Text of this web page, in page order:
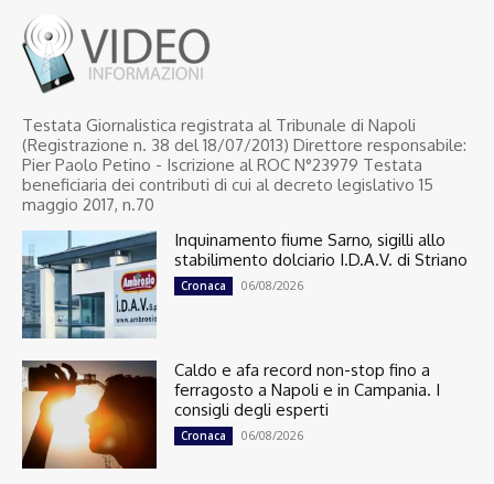
Testata Giornalistica registrata al Tribunale di Napoli
(Registrazione n. 38 del 18/07/2013) Direttore responsabile:
Pier Paolo Petino - Iscrizione al ROC N°23979 Testata
beneficiaria dei contributi di cui al decreto legislativo 15
maggio 2017, n.70
Inquinamento fiume Sarno, sigilli allo
stabilimento dolciario I.D.A.V. di Striano
Cronaca 06/08/2026
Caldo e afa record non-stop fino a
ferragosto a Napoli e in Campania. I
consigli degli esperti
Cronaca 06/08/2026